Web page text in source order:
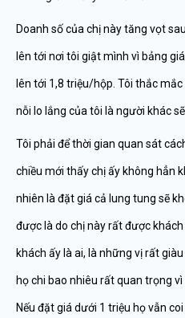
Doanh số của chị này tăng vọt
lên tới nơi tôi giật mình vì bảng
lên tới 1,8 triệu/hộp. Tôi thắc
nỗi lo lắng của tôi là người khác
Tôi phải để thời gian quan sát
chiều mới thấy chị ấy không hẳn
nhiên là đặt giá cả lung tung sẽ
được là do chị này rất được
khách ấy là ai, là những vị rất
họ chi bao nhiêu rất quan trọng
Nếu đặt giá dưới 1 triệu họ vẫn